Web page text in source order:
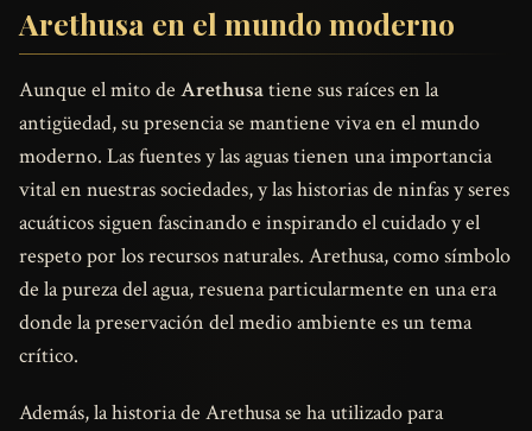
Arethusa en el mundo moderno
Aunque el mito de Arethusatiene sus raíces en la
antigüedad, su presencia se mantiene viva en el mundo
moderno. Las fuentes y las aguas tienen una importancia
vital en nuestras sociedades, y las historias de ninfas y seres
acuáticos siguen fascinando e inspirando el cuidado y el
respeto por los recursos naturales. Arethusa, como símbolo
de la pureza del agua, resuena particularmente en una era
donde la preservación del medio ambiente es un tema
crítico.
Además, la historia de Arethusa se ha utilizado para